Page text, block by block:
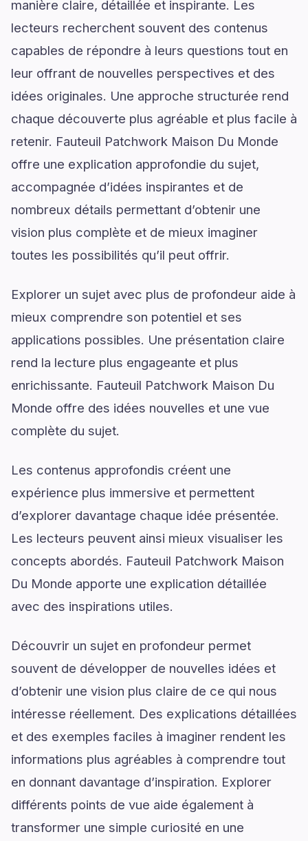
manière claire, détaillée et inspirante. Les
lecteurs recherchent souvent des contenus
capables de répondre à leurs questions tout en
leur offrant de nouvelles perspectives et des
idées originales. Une approche structurée rend
chaque découverte plus agréable et plus facile à
retenir. Fauteuil Patchwork Maison Du Monde
offre une explication approfondie du sujet,
accompagnée d’idées inspirantes et de
nombreux détails permettant d’obtenir une
vision plus complète et de mieux imaginer
toutes les possibilités qu’il peut offrir.
Explorer un sujet avec plus de profondeur aide à
mieux comprendre son potentiel et ses
applications possibles. Une présentation claire
rend la lecture plus engageante et plus
enrichissante. Fauteuil Patchwork Maison Du
Monde offre des idées nouvelles et une vue
complète du sujet.
Les contenus approfondis créent une
expérience plus immersive et permettent
d’explorer davantage chaque idée présentée.
Les lecteurs peuvent ainsi mieux visualiser les
concepts abordés. Fauteuil Patchwork Maison
Du Monde apporte une explication détaillée
avec des inspirations utiles.
Découvrir un sujet en profondeur permet
souvent de développer de nouvelles idées et
d’obtenir une vision plus claire de ce qui nous
intéresse réellement. Des explications détaillées
et des exemples faciles à imaginer rendent les
informations plus agréables à comprendre tout
en donnant davantage d’inspiration. Explorer
différents points de vue aide également à
transformer une simple curiosité en une